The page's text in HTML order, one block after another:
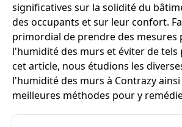
significatives sur la solidité du
des occupants et sur leur confort.
primordial de prendre des
l'humidité des murs et éviter de tels
cet article, nous étudions les
l'humidité des murs à Contrazy ainsi
meilleures méthodes pour y